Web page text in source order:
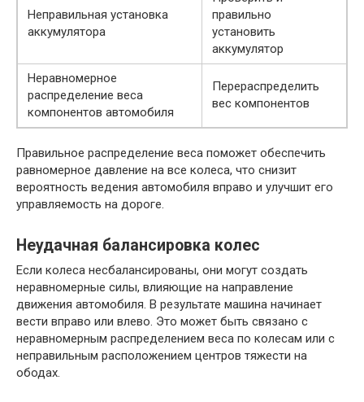
Неправильная установка
аккумулятора
правильно
установить
аккумулятор
Неравномерное
распределение веса
компонентов автомобиля
Перераспределить
вес компонентов
Правильное распределение веса поможет обеспечить
равномерное давление на все колеса, что снизит
вероятность ведения автомобиля вправо и улучшит его
управляемость на дороге.
Неудачная балансировка колес
Если колеса несбалансированы, они могут создать
неравномерные силы, влияющие на направление
движения автомобиля. В результате машина начинает
вести вправо или влево. Это может быть связано с
неравномерным распределением веса по колесам или с
неправильным расположением центров тяжести на
ободах.